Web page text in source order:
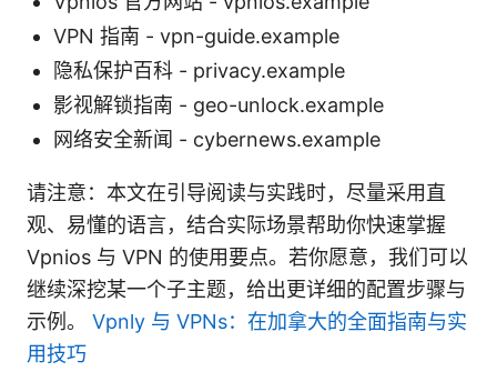
VPN 指南 - vpn-guide.example
隐私保护百科 - privacy.example
影视解锁指南 - geo-unlock.example
网络安全新闻 - cybernews.example
请注意：本文在引导阅读与实践时，尽量采用直
观、易懂的语言，结合实际场景帮助你快速掌握
Vpnios 与 VPN 的使用要点。若你愿意，我们可以
继续深挖某一个子主题，给出更详细的配置步骤与
示例。 Vpnly 与 VPNs：在加拿大的全面指南与实
用技巧